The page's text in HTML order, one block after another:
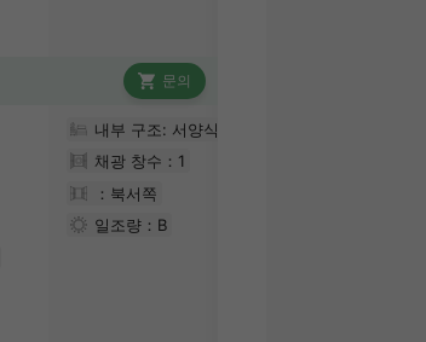
문의
내부 구조: 서양식
채광 창수： 1
：북서쪽
일조량： B